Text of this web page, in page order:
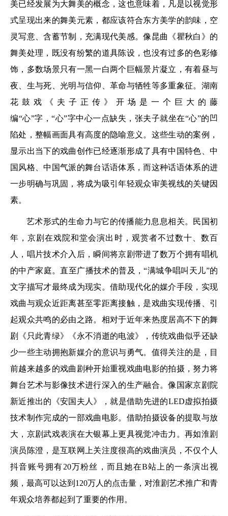
美已经发展为大舞美的概念，这也意味着，凡是以视觉形
式呈现出来的舞美元素，都应该符合东方美学的韵味，空
灵写意、含蓄节制，充满现代美感。像昆曲《瞿秋白》的
舞美处理，既没有纷繁的道具陈设，也没有过多的色彩修
饰，多数场景只有一黑一白两个巨幅景片凝立，有着昼与
夜、生与死、光明与信仰、革命与牺牲等多重象征。湖南
花鼓戏《夫子正传》开场是一个巨大的藤
编“心”字，“心”字中心一点缺失，张夫子就坐在“心”的凹
陷处，整幅画面具有高度的隐喻意义。这些生动的案例，
显示出当下的戏曲创作已经逐渐形成了具有中国特色、中
国风格、中国气派的舞台话语体系，而这种话语体系的进
一步明确与巩固，将成为吸引年轻观众审美视线的关键因
素。
艺术形式的生命力与它的传播能力息息相关。民国初
年，京剧在戏院和堂会演出时，观赏者不过数十、数百
人，唱片技术介入后，瞬间将京剧带进了数万个拥有唱机
的中产家庭。直至广播技术的普及，“满城争唱叫天儿”的
文字描写才最终成为现实。借助现代化的媒介手段，实现
戏曲与观众近距离甚至零距离接触，是戏曲实现传播、引
起观众共鸣的必由之路。相对于近年来热度居高不下的舞
剧《只此青绿》《永不消逝的电波》，传统戏曲似乎还缺
少一些主动拥抱新媒介的意识与勇气。值得关注的是，目
前越来越多的戏曲剧种开始重视戏曲电影的拍摄，努力将
舞台艺术与影像技术进行深入的生产融合。像国家京剧院
新近推出的《安国夫人》，就是借助先进的LED虚拟拍摄
技术制作完成的一部戏曲电影。借助拍摄设备的提取与放
大，京剧武戏表演在大银幕上更具视觉冲击力。再如淮剧
演员陈澄，是互联网上关注度很高的戏曲演员，不仅个人
抖音账号拥有20万粉丝，而且她在B站上的一条演出视
频，最高可以达到120万人的点击量，对淮剧艺术推广和青
年观众培养都起到了重要的作用。